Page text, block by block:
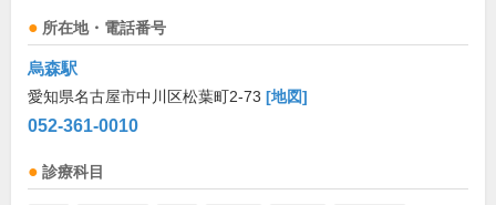
所在地・電話番号
烏森駅
愛知県名古屋市中川区松葉町2-73 [地図]
052-361-0010
診療科目